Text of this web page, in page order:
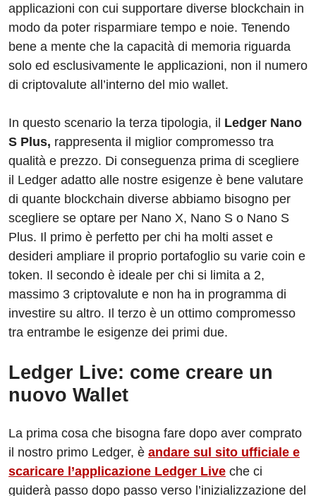
applicazioni con cui supportare diverse blockchain in
modo da poter risparmiare tempo e noie. Tenendo
bene a mente che la capacità di memoria riguarda
solo ed esclusivamente le applicazioni, non il numero
di criptovalute all’interno del mio wallet.
In questo scenario la terza tipologia, il Ledger Nano
S Plus, rappresenta il miglior compromesso tra
qualità e prezzo. Di conseguenza prima di scegliere
il Ledger adatto alle nostre esigenze è bene valutare
di quante blockchain diverse abbiamo bisogno per
scegliere se optare per Nano X, Nano S o Nano S
Plus. Il primo è perfetto per chi ha molti asset e
desideri ampliare il proprio portafoglio su varie coin e
token. Il secondo è ideale per chi si limita a 2,
massimo 3 criptovalute e non ha in programma di
investire su altro. Il terzo è un ottimo compromesso
tra entrambe le esigenze dei primi due.
Ledger Live: come creare un
nuovo Wallet
La prima cosa che bisogna fare dopo aver comprato
il nostro primo Ledger, è andare sul sito ufficiale e
scaricare l’applicazione Ledger Live che ci
guiderà passo dopo passo verso l’inizializzazione del